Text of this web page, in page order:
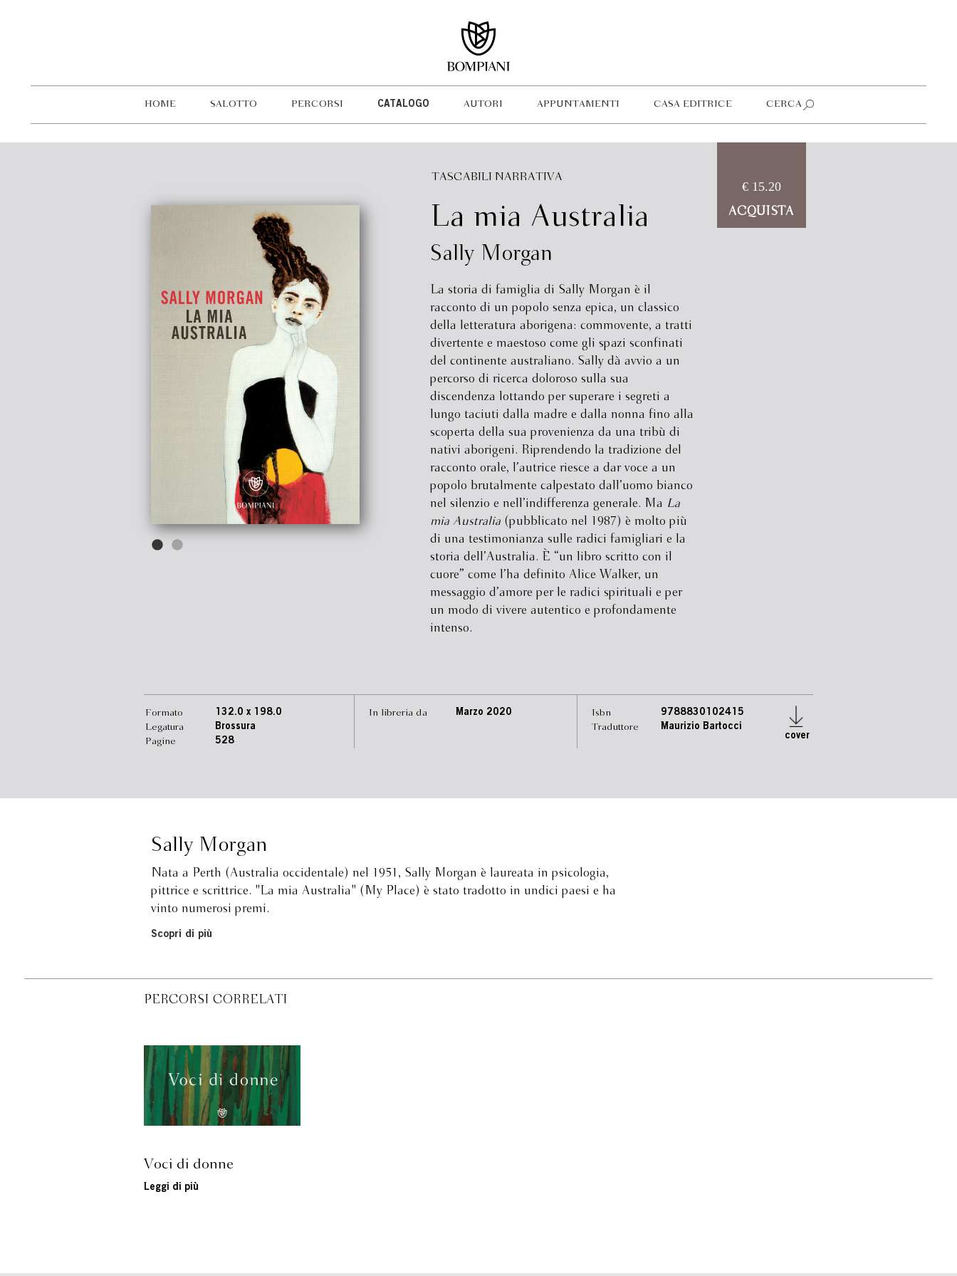
HOME SALOTTO PERCORSI CATALOGO AUTORI APPUNTAMENTI CASA EDITRICE CERCA
TASCABILI NARRATIVA
La mia Australia
Sally Morgan
La storia di famiglia di Sally Morgan è il
racconto di un popolo senza epica, un classico
della letteratura aborigena: commovente, a tratti
divertente e maestoso come gli spazi sconfinati
del continente australiano. Sally dà avvio a un
percorso di ricerca doloroso sulla sua
discendenza lottando per superare i segreti a
lungo taciuti dalla madre e dalla nonna fino alla
scoperta della sua provenienza da una tribù di
nativi aborigeni. Riprendendo la tradizione del
racconto orale, l’autrice riesce a dar voce a un
popolo brutalmente calpestato dall’uomo bianco
nel silenzio e nell’indifferenza generale. Ma La
mia Australia(pubblicato nel 1987) è molto più
di una testimonianza sulle radici famigliari e la
storia dell’Australia. È “un libro scritto con il
cuore” come l’ha definito Alice Walker, un
messaggio d’amore per le radici spirituali e per
un modo di vivere autentico e profondamente
intenso.
€ 15.20
ACQUISTA
Formato
Legatura
Pagine
132.0 x 198.0
Brossura
528
In libreria da Marzo 2020
Isbn
Traduttore
9788830102415
Maurizio Bartocci
cover
Sally Morgan
Nata a Perth (Australia occidentale) nel 1951, Sally Morgan è laureata in psicologia,
pittrice e scrittrice. "La mia Australia" (My Place) è stato tradotto in undici paesi e ha
vinto numerosi premi.
Scopri di più
PERCORSI CORRELATI
Voci di donne
Leggi di più